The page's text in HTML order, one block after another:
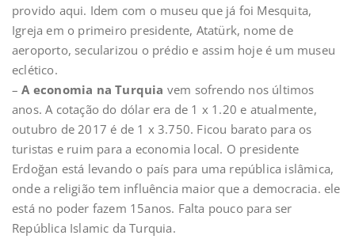
provido aqui. Idem com o museu que já foi Mesquita,
Igreja em o primeiro presidente, Atatürk, nome de
aeroporto, secularizou o prédio e assim hoje é um museu
eclético.
–A economia na Turquia vem sofrendo nos últimos
anos. A cotação do dólar era de 1 x 1.20 e atualmente,
outubro de 2017 é de 1 x 3.750. Ficou barato para os
turistas e ruim para a economia local. O presidente
Erdoğan está levando o país para uma república islâmica,
onde a religião tem influência maior que a democracia. ele
está no poder fazem 15anos. Falta pouco para ser
República Islamic da Turquia.